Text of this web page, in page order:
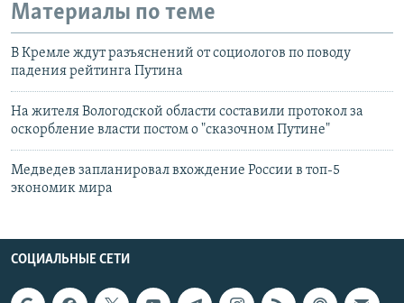
Материалы по теме
В Кремле ждут разъяснений от социологов по поводу
падения рейтинга Путина
На жителя Вологодской области составили протокол за
оскорбление власти постом о "сказочном Путине"
Медведев запланировал вхождение России в топ-5
экономик мира
СОЦИАЛЬНЫЕ СЕТИ